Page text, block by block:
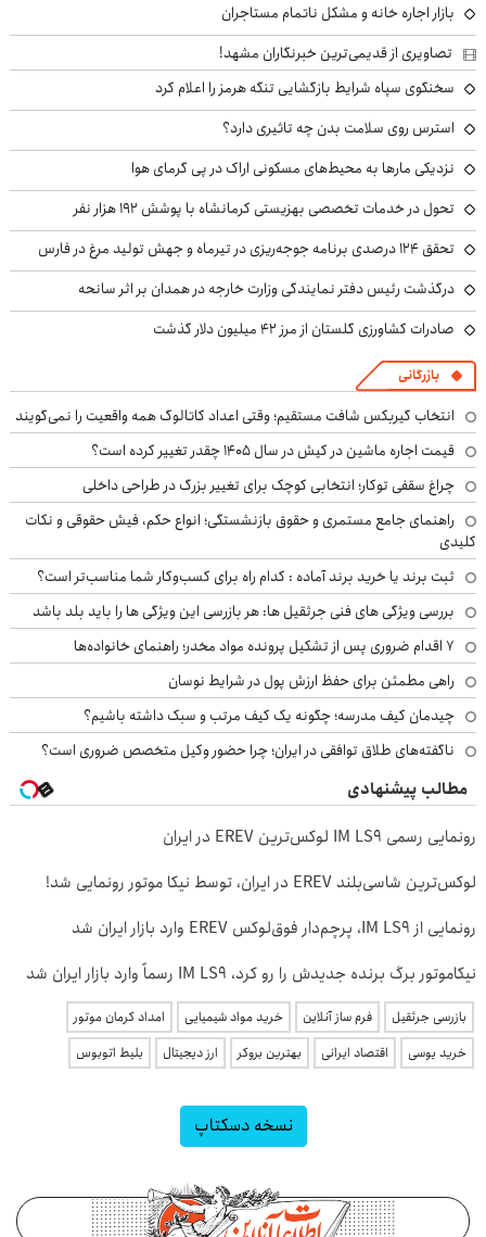
بازار اجاره خانه و مشکل ناتمام مستاجران
تصاویری از قدیمی‌ترین خبرنگاران مشهد!
سخنگوی سپاه شرایط بازگشایی تنگه هرمز را اعلام کرد
استرس روی سلامت بدن چه تاثیری دارد؟
نزدیکی مارها به محیط‌های مسکونی اراک در پی گرمای هوا
تحول در خدمات تخصصی بهزیستی کرمانشاه با پوشش ۱۹۲ هزار نفر
تحقق ۱۲۴ درصدی برنامه جوجه‌ریزی در تیرماه و جهش تولید مرغ در فارس
درگذشت رئیس دفتر نمایندگی وزارت خارجه در همدان بر اثر سانحه
صادرات کشاورزی گلستان از مرز ۴۲ میلیون دلار گذشت
بازرگانی
انتخاب گیربکس شافت مستقیم؛ وقتی اعداد کاتالوگ همه واقعیت را نمی‌گویند
قیمت اجاره ماشین در کیش در سال ۱۴۰۵ چقدر تغییر کرده است؟
چراغ سقفی توکار؛ انتخابی کوچک برای تغییر بزرگ در طراحی داخلی
راهنمای جامع مستمری و حقوق بازنشستگی؛ انواع حکم، فیش حقوقی و نکات
کلیدی
ثبت برند یا خرید برند آماده : کدام راه برای کسب‌وکار شما مناسب‌تر است؟
بررسی ویژگی های فنی جرثقیل ها: هر بازرسی این ویژگی ها را باید بلد باشد
۷ اقدام ضروری پس از تشکیل پرونده مواد مخدر؛ راهنمای خانواده‌ها
راهی مطمئن برای حفظ ارزش پول در شرایط نوسان
چیدمان کیف مدرسه؛ چگونه یک کیف مرتب و سبک داشته باشیم؟
ناگفته‌های طلاق توافقی در ایران؛ چرا حضور وکیل متخصص ضروری است؟
مطالب پیشنهادی
رونمایی رسمی IM LS9 لوکس‌ترین EREV در ایران
لوکس‌ترین شاسی‌بلند EREV در ایران، توسط نیکا موتور رونمایی شد!
رونمایی از IM LS9، پرچم‌دار فوق‌لوکس EREV وارد بازار ایران شد
نیکاموتور برگ برنده جدیدش را رو کرد، IM LS9 رسماً وارد بازار ایران شد
بازرسی جرثقیل فرم ساز آنلاین خرید مواد شیمیایی
امداد کرمان موتور
خرید یوسی
اقتصاد ایرانی بهترین بروکر ارز دیجیتال بلیط اتوبوس
نسخه دسکتاپ